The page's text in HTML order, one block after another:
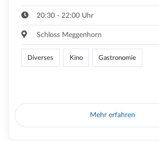
20:30 - 22:00 Uhr
Schloss Meggenhorn
Diverses Kino Gastronomie
Mehr erfahren